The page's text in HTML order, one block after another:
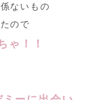
ないもの
ので
ゃ！！